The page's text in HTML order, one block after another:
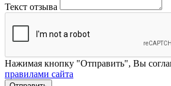
Текст отзыва
Нажимая кнопку "Отправить", Вы
правилами сайта